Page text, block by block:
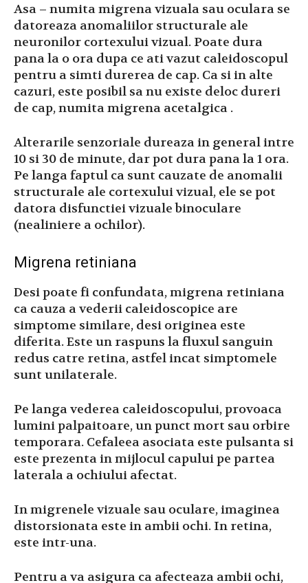
Asa – numita migrena vizuala sau oculara se
datoreaza anomaliilor structurale ale
neuronilor cortexului vizual. Poate dura
pana la o ora dupa ce ati vazut caleidoscopul
pentru a simti durerea de cap. Ca si in alte
cazuri, este posibil sa nu existe deloc dureri
de cap, numita migrena acetalgica .
Alterarile senzoriale dureaza in general intre
10 si 30 de minute, dar pot dura pana la 1 ora.
Pe langa faptul ca sunt cauzate de anomalii
structurale ale cortexului vizual, ele se pot
datora disfunctiei vizuale binoculare
(nealiniere a ochilor).
Migrena retiniana
Desi poate fi confundata, migrena retiniana
ca cauza a vederii caleidoscopice are
simptome similare, desi originea este
diferita. Este un raspuns la fluxul sanguin
redus catre retina, astfel incat simptomele
sunt unilaterale.
Pe langa vederea caleidoscopului, provoaca
lumini palpaitoare, un punct mort sau orbire
temporara. Cefaleea asociata este pulsanta si
este prezenta in mijlocul capului pe partea
laterala a ochiului afectat.
In migrenele vizuale sau oculare, imaginea
distorsionata este in ambii ochi. In retina,
este intr-una.
Pentru a va asigura ca afecteaza ambii ochi,